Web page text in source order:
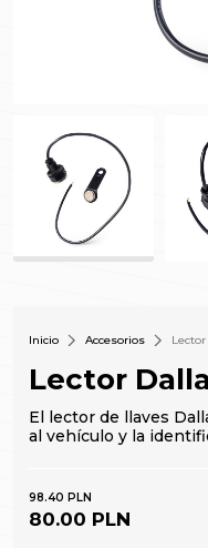
Inicio Accesorios
Lector
El lector de llaves
al vehículo y la
98.40 PLN
80.00 PLN